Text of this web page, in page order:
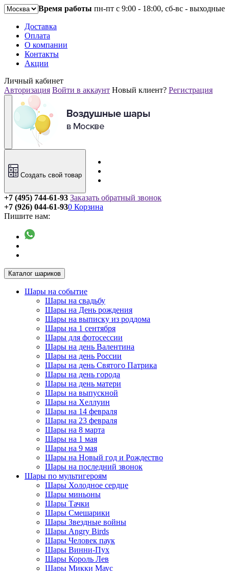
Время работы пн-пт с 9:00 - 18:00, сб-вс - выходные
Доставка
Оплата
О компании
Контакты
Акции
Личный кабинет
Авторизация Войти в аккаунт Новый клиент? Регистрация
Создать свой товар
+7 (495) 744-61-93 Заказать обратный звонок
+7 (926) 044-61-93
Пишите нам:
0 Корзина
Каталог шариков
Шары на событие
Шары на свадьбу
Шары на День рождения
Шары на выписку из роддома
Шары на 1 сентября
Шары для фотосессии
Шары на день Валентина
Шары на день России
Шары на день Святого Патрика
Шары на день города
Шары на день матери
Шары на выпускной
Шары на Хеллуин
Шары на 14 февраля
Шары на 23 февраля
Шары на 8 марта
Шары на 1 мая
Шары на 9 мая
Шары на Новый год и Рождество
Шары на последний звонок
Шары по мультигероям
Шары Холодное сердце
Шары миньоны
Шары Тачки
Шары Смешарики
Шары Звездные войны
Шары Angry Birds
Шары Человек паук
Шары Винни-Пух
Шары Король Лев
Шары Микки Маус